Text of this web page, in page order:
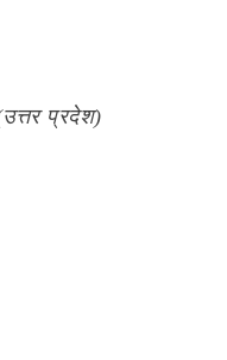
प्रदेश)